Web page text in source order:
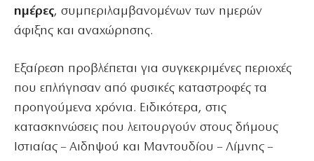
ημέρες, συμπεριλαμβανομένων των ημερών
άφιξης και αναχώρησης.
Εξαίρεση προβλέπεται για συγκεκριμένες περιοχές
που επλήγησαν από φυσικές καταστροφές τα
προηγούμενα χρόνια. Ειδικότερα, στις
κατασκηνώσεις που λειτουργούν στους δήμους
Ιστιαίας – Αιδηψού και Μαντουδίου – Λίμνης –